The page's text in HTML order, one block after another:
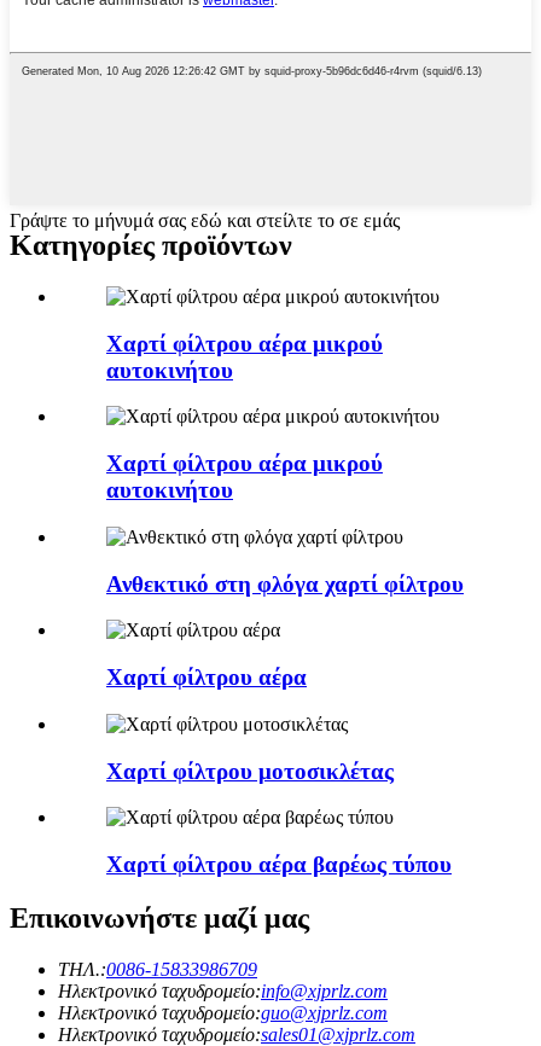
Γράψτε το μήνυμά σας εδώ και στείλτε το σε εμάς
Κατηγορίες προϊόντων
Χαρτί φίλτρου αέρα μικρού
αυτοκινήτου
Χαρτί φίλτρου αέρα μικρού
αυτοκινήτου
Ανθεκτικό στη φλόγα χαρτί φίλτρου
Χαρτί φίλτρου αέρα
Χαρτί φίλτρου μοτοσικλέτας
Χαρτί φίλτρου αέρα βαρέως τύπου
Επικοινωνήστε μαζί μας
ΤΗΛ.:0086-15833986709
Ηλεκτρονικό ταχυδρομείο:info@xjprlz.com
Ηλεκτρονικό ταχυδρομείο:guo@xjprlz.com
Ηλεκτρονικό ταχυδρομείο:sales01@xjprlz.com